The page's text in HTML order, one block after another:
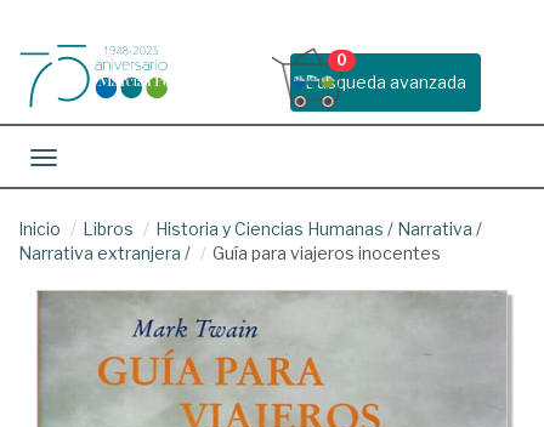
Busqueda avanzada
0
Toggle navigation
Inicio Libros Historia y Ciencias Humanas / Narrativa /
Narrativa extranjera / Guía para viajeros inocentes